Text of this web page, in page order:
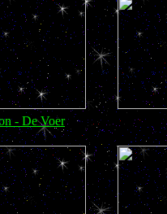
- De Voer